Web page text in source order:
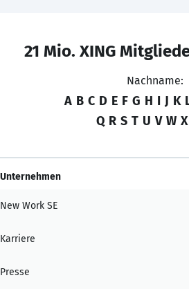
21 Mio. XING
Nachname:
A B C D E F G H I J K
Q R S T U V W X
Unternehmen
New Work SE
Karriere
Presse